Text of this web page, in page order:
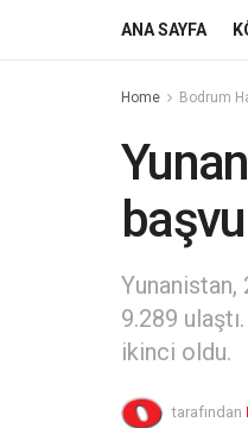
ANA SAYFA
Home Bodrum
Yunanistan,
9.289
ikinci oldu.
tarafından